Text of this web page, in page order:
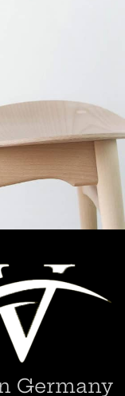
Furniture
bibendum pulvinar
Germany